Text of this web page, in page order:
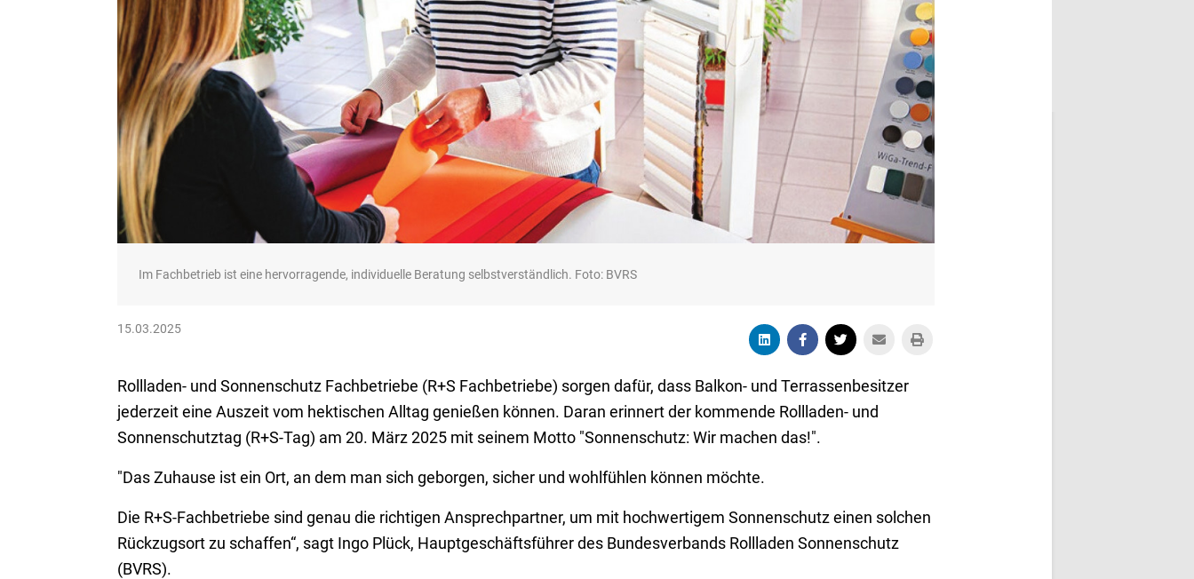
Im Fachbetrieb ist eine hervorragende, individuelle Beratung selbstverständlich. Foto: BVRS
15.03.2025
Rollladen- und Sonnenschutz Fachbetriebe (R+S Fachbetriebe) sorgen dafür, dass Balkon- und Terrassenbesitzer
jederzeit eine Auszeit vom hektischen Alltag genießen können. Daran erinnert der kommende Rollladen- und
Sonnenschutztag (R+S-Tag) am 20. März 2025 mit seinem Motto "Sonnenschutz: Wir machen das!".
"Das Zuhause ist ein Ort, an dem man sich geborgen, sicher und wohlfühlen können möchte.
Die R+S-Fachbetriebe sind genau die richtigen Ansprechpartner, um mit hochwertigem Sonnenschutz einen solchen
Rückzugsort zu schaffen“, sagt Ingo Plück, Hauptgeschäftsführer des Bundesverbands Rollladen Sonnenschutz
(BVRS).